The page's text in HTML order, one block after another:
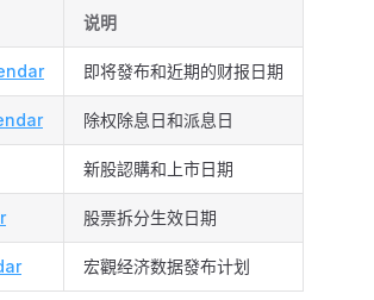
说明
即将發布和近期的财报日期
除权除息日和派息日
新股認購和上市日期
股票拆分生效日期
宏觀经济数据發布计划